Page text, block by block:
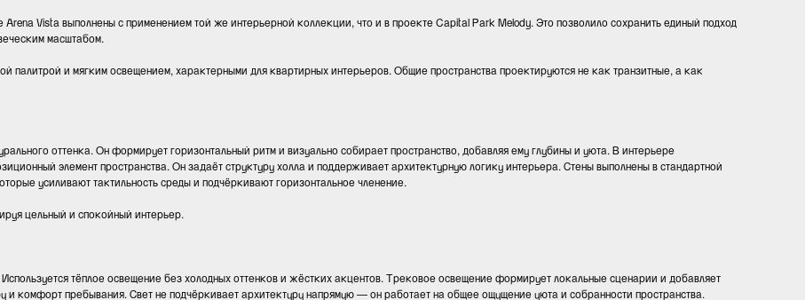
Vista выполнены с применением той же интерьерной коллекции, что и в проекте Capital Park Melody. Это позволило сохранить единый подход
масштабом.
палитрой и мягким освещением, характерными для квартирных интерьеров. Общие пространства проектируются не как транзитные, а как
оттенка. Он формирует горизонтальный ритм и визуально собирает пространство, добавляя ему глубины и уюта. В интерьере
элемент пространства. Он задаёт структуру холла и поддерживает архитектурную логику интерьера. Стены выполнены в стандартной
усиливают тактильность среды и подчёркивают горизонтальное членение.
цельный и спокойный интерьер.
тёплое освещение без холодных оттенков и жёстких акцентов. Трековое освещение формирует локальные сценарии и добавляет
и комфорт пребывания. Свет не подчёркивает архитектуру напрямую — он работает на общее ощущение уюта и собранности пространства.